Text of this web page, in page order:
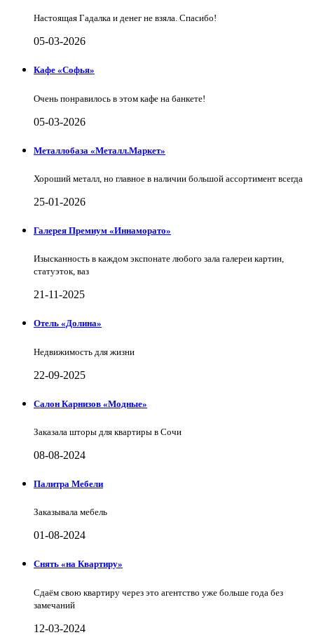
Настоящая Гадалка и денег не взяла. Спасибо!
05-03-2026
Кафе «Софья»
Очень понравилось в этом кафе на банкете!
05-03-2026
Металлобаза «Металл.Маркет»
Хороший металл, но главное в наличии большой ассортимент всегда
25-01-2026
Галерея Премиум «Иннаморато»
Изысканность в каждом экспонате любого зала галереи картин,
статуэток, ваз
21-11-2025
Отель «Долина»
Недвижимость для жизни
22-09-2025
Салон Карнизов «Модные»
Заказала шторы для квартиры в Сочи
08-08-2024
Палитра Мебели
Заказывала мебель
01-08-2024
Снять «на Квартиру»
Сдаём свою квартиру через это агентство уже больше года без
замечаний
12-03-2024